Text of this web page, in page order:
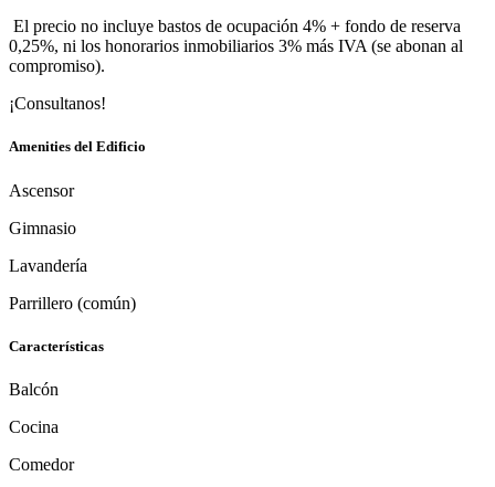
El precio no incluye bastos de ocupación 4% + fondo de reserva
0,25%, ni los honorarios inmobiliarios 3% más IVA (se abonan al
compromiso).
¡Consultanos!
Amenities del Edificio
Ascensor
Gimnasio
Lavandería
Parrillero (común)
Características
Balcón
Cocina
Comedor